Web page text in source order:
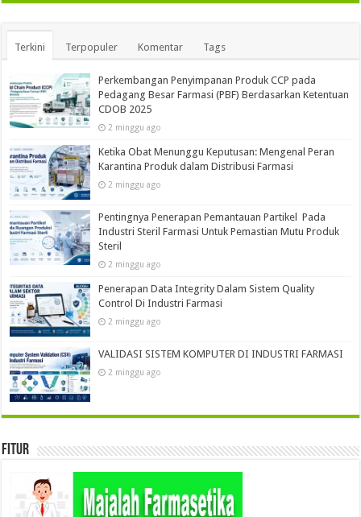
Terkini Terpopuler Komentar Tags
Perkembangan Penyimpanan Produk CCP pada
Pedagang Besar Farmasi (PBF) Berdasarkan Ketentuan
CDOB 2025
2 minggu ago
Ketika Obat Menunggu Keputusan: Mengenal Peran
Karantina Produk dalam Distribusi Farmasi
2 minggu ago
Pentingnya Penerapan Pemantauan Partikel Pada
Industri Steril Farmasi Untuk Pemastian Mutu Produk
Steril
2 minggu ago
Penerapan Data Integrity Dalam Sistem Quality
Control Di Industri Farmasi
2 minggu ago
VALIDASI SISTEM KOMPUTER DI INDUSTRI FARMASI
2 minggu ago
Fitur